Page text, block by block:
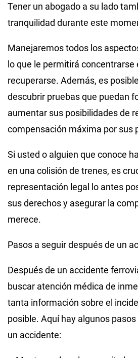
Tener un abogado a su lado
tranquilidad durante este
Manejaremos todos los
lo que le permitirá concentrarse
recuperarse. Además, es
descubrir pruebas que puedan
aumentar sus posibilidades de
compensación máxima por sus
Si usted o alguien que conoce
en una colisión de trenes, es
representación legal lo antes
sus derechos y asegurar la
merece.
Pasos a seguir después de un
Después de un accidente
buscar atención médica de
tanta información sobre el
posible. Aquí hay algunos
un accidente: